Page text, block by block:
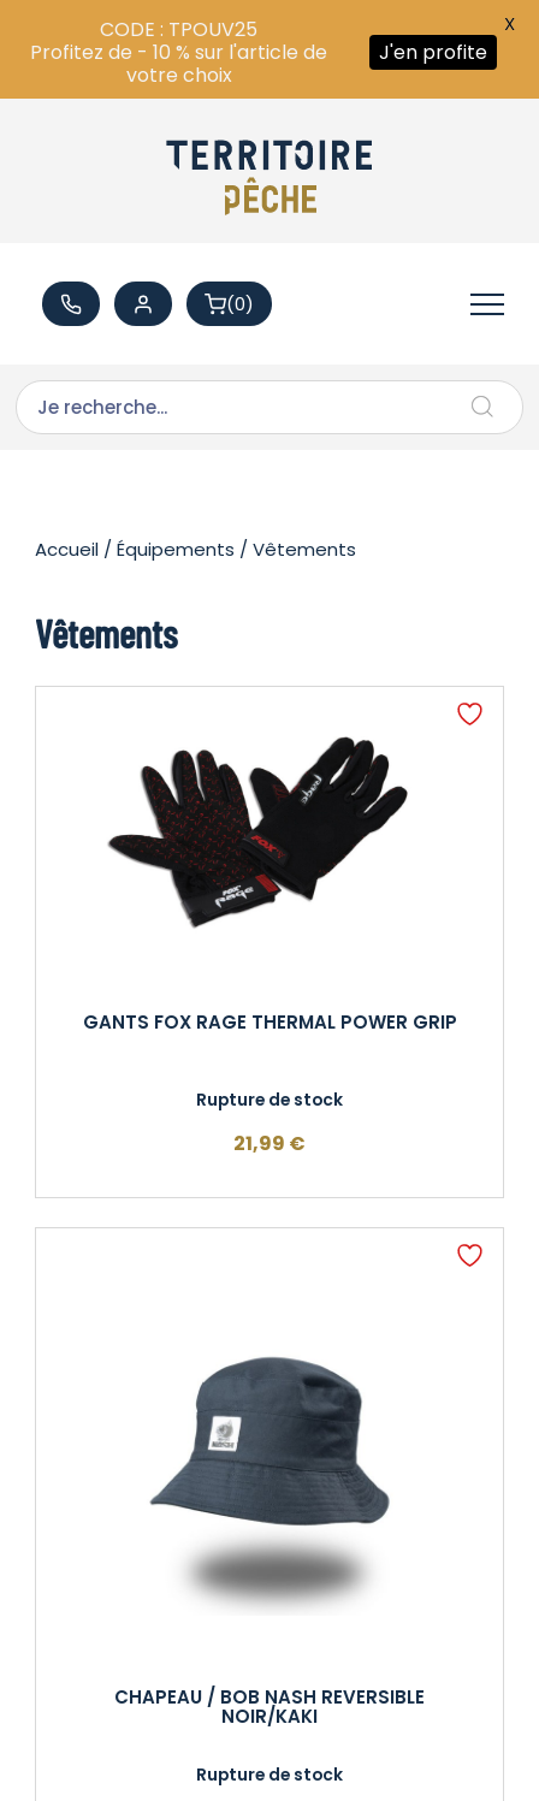
(0)
Accueil /Équipements / Vêtements
Vêtements
GANTS FOX RAGE THERMAL POWER GRIP
Rupture de stock
21,99 €
CHAPEAU / BOB NASH REVERSIBLE
NOIR/KAKI
Rupture de stock
CODE : TPOUV25
Profitez de - 10 % sur l'article de
votre choix
J'en profite
X